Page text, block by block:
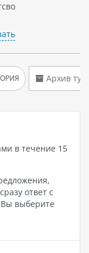
в течение 15
ответ с
выберите
Архив